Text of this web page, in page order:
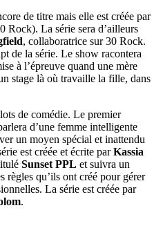
de titre mais elle est créée par
Rock). La série sera d’ailleurs
, collaboratrice sur 30 Rock.
de la série. Le show racontera
à l’épreuve quand une mère
stage là où travaille la fille, dans
de comédie. Le premier
d’une femme intelligente
un moyen spécial et inattendu
est créée et écrite parKassia
Sunset PPL et suivra un
règles qu’ils ont créé pour gérer
La série est créée par
.